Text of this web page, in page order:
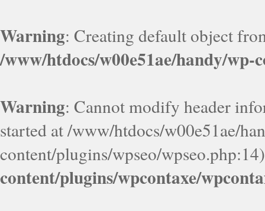
Warning: Creating default object
/www/htdocs/w00e51ae/handy/wp-
Warning: Cannot modify header
started at /www/htdocs/w00e51ae/
content/plugins/wpseo/
content/plugins/wpcontaxe/